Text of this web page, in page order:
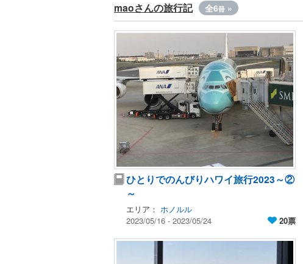
maoさんの旅行記 全6冊 »
ひとりでのんびりハワイ旅行2023～②
～
エリア： ホノルル
2023/05/16 - 2023/05/24
20票